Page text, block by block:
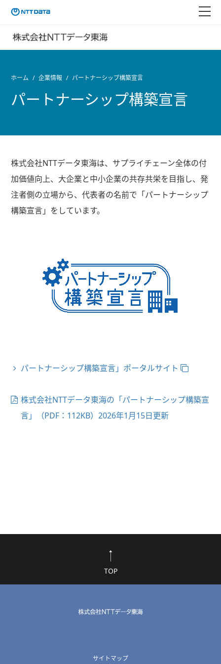
ホーム 企業情報 パートナーシップ構築宣言
パートナーシップ構築宣言
株式会社NTTデータ東海は、サプライチェーン全体の付
加価値向上、大企業と中小企業の共存共栄を目指し、発
注者側の立場から、代表者の名前で「パートナーシップ
構築宣言」をしています。
パートナーシップ構築宣言」ポータルサイト
株式会社NTTデータ東海の「パートナーシップ構築宣
言」（PDF：112KB）2026年1月15日更新
TOP
サイトマップ